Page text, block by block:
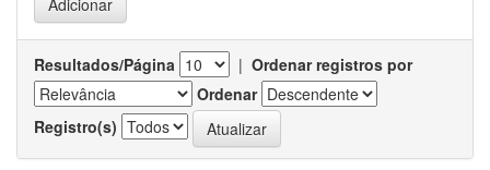
Resultados/Página | Ordenar registros por
Ordenar
Registro(s)